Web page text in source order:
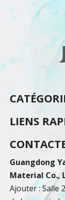
LIENS
Guangdong
Material Co.,
Ajouter : Salle